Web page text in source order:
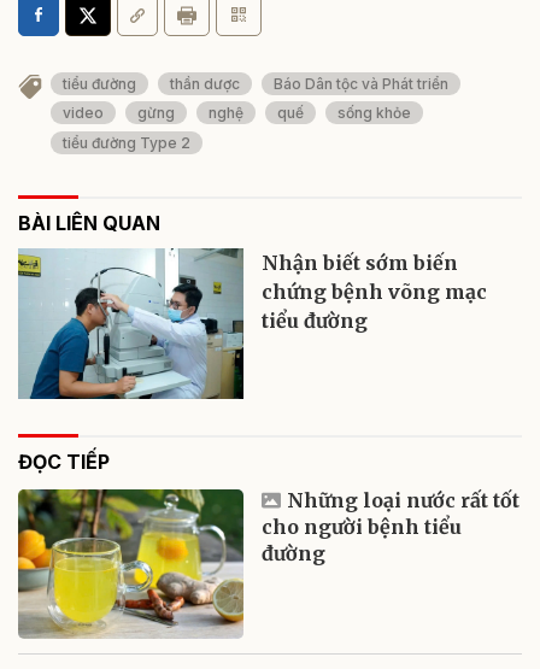
tiểu đường thần dược
Báo Dân tộc và Phát triển
video
gừng nghệ quế
sống khỏe
tiểu đường Type 2
BÀI LIÊN QUAN
Nhận biết sớm biến
chứng bệnh võng mạc
tiểu đường
ĐỌC TIẾP
Những loại nước rất tốt
cho người bệnh tiểu
đường